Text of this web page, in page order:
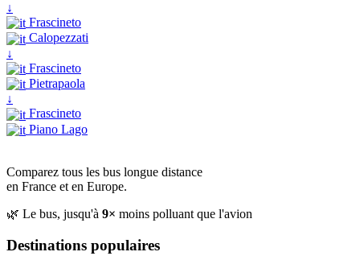
↓
Frascineto
Calopezzati
↓
Frascineto
Pietrapaola
↓
Frascineto
Piano Lago
Comparez tous les bus longue distance
en France et en Europe.
🌿 Le bus, jusqu'à 9× moins polluant que l'avion
Destinations populaires